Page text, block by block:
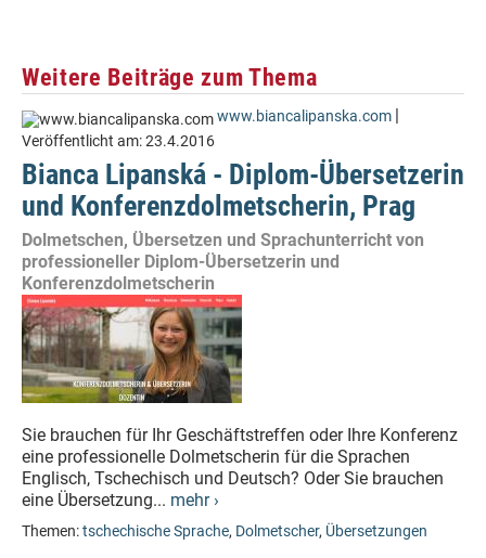
Weitere Beiträge zum Thema
www.biancalipanska.com |
Veröffentlicht am:23.4.2016
Bianca Lipanská - Diplom-Übersetzerin
und Konferenzdolmetscherin, Prag
Dolmetschen, Übersetzen und Sprachunterricht von
professioneller Diplom-Übersetzerin und
Konferenzdolmetscherin
Sie brauchen für Ihr Geschäftstreffen oder Ihre Konferenz
eine professionelle Dolmetscherin für die Sprachen
Englisch, Tschechisch und Deutsch? Oder Sie brauchen
eine Übersetzung... mehr ›
Themen:tschechische Sprache, Dolmetscher, Übersetzungen